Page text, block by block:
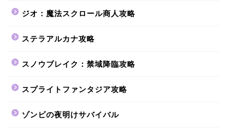
ジオ：魔法スクロール商人攻略
ステラアルカナ攻略
スノウブレイク：禁域降臨攻略
スプライトファンタジア攻略
ゾンビの夜明けサバイバル